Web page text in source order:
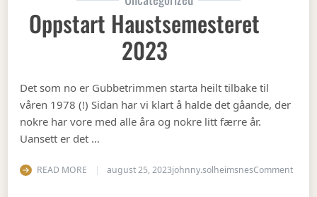
Oppstart Haustsemesteret
2023
Det som no er Gubbetrimmen starta heilt tilbake til
våren 1978 (!) Sidan har vi klart å halde det gåande, der
nokre har vore med alle åra og nokre litt færre år.
Uansett er det …
READ MORE august 25, 2023johnny.solheimsnesCommenton